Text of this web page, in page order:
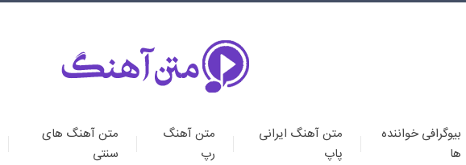
بیوگرافی خواننده
ها
متن آهنگ ایرانی
پاپ
متن آهنگ
رپ
متن آهنگ های
سنتی